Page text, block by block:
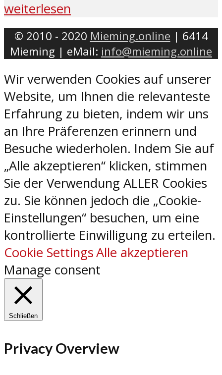
weiterlesen
© 2010 - 2020 Mieming.online | 6414
Mieming | eMail: info@mieming.online
Wir verwenden Cookies auf unserer
Website, um Ihnen die relevanteste
Erfahrung zu bieten, indem wir uns
an Ihre Präferenzen erinnern und
Besuche wiederholen. Indem Sie auf
„Alle akzeptieren“ klicken, stimmen
Sie der Verwendung ALLER Cookies
zu. Sie können jedoch die „Cookie-
Einstellungen“ besuchen, um eine
kontrollierte Einwilligung zu erteilen.
Cookie SettingsAlle akzeptieren
Manage consent
Schließen
Privacy Overview